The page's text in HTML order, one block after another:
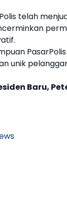
telah
PasarPolis
unik
Baru,